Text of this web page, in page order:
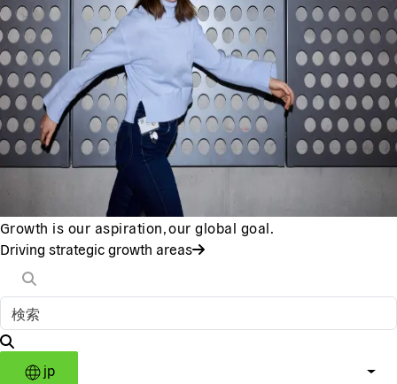
Growth is our aspiration, our global goal.
Driving strategic growth areas
jp